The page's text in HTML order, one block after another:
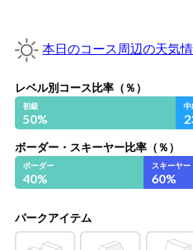
本日のコース周辺の天気
レベル別コース比率（％）
初級
50%
中
ボーダー・スキーヤー比率（％）
ボーダー
40%
スキーヤー
60%
パークアイテム